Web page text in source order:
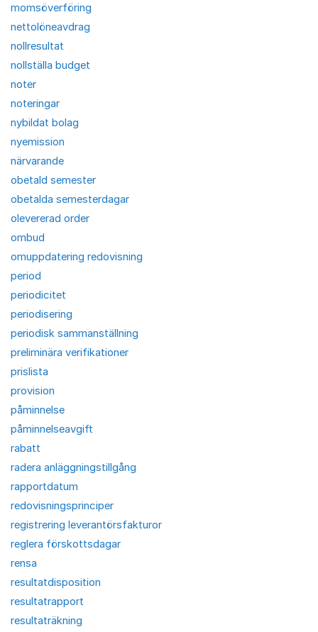
momsöverföring
nettolöneavdrag
nollresultat
nollställa budget
noter
noteringar
nybildat bolag
nyemission
närvarande
obetald semester
obetalda semesterdagar
olevererad order
ombud
omuppdatering redovisning
period
periodicitet
periodisering
periodisk sammanställning
preliminära verifikationer
prislista
provision
påminnelse
påminnelseavgift
rabatt
radera anläggningstillgång
rapportdatum
redovisningsprinciper
registrering leverantörsfakturor
reglera förskottsdagar
rensa
resultatdisposition
resultatrapport
resultaträkning